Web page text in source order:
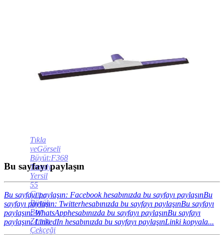
Tıkla
veGörseli
Büyüt:F368
Trendy
Yersil
55
Cm -
Büyük
Boy
Zemin
Çekçeği
Bu sayfayı paylaşın
Bu sayfayı paylaşın: Facebook hesabınızda bu sayfayı paylaşınBu
sayfayı paylaşın: Twitterhesabınızda bu sayfayı paylaşınBu sayfayı
paylaşın: WhatsApphesabınızda bu sayfayı paylaşınBu sayfayı
paylaşın: LinkedIn hesabınızda bu sayfayı paylaşınLinki kopyala...